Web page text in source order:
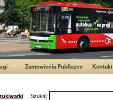
Zamówienia Publiczne Kontakt
Szukaj: